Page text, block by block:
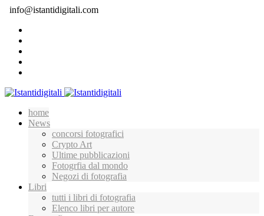
info@istantidigitali.com
home
News
concorsi fotografici
Crypto Art
Ultime pubblicazioni
Fotogrfia dal mondo
Negozi di fotografia
Libri
tutti i libri di fotografia
Elenco libri per autore